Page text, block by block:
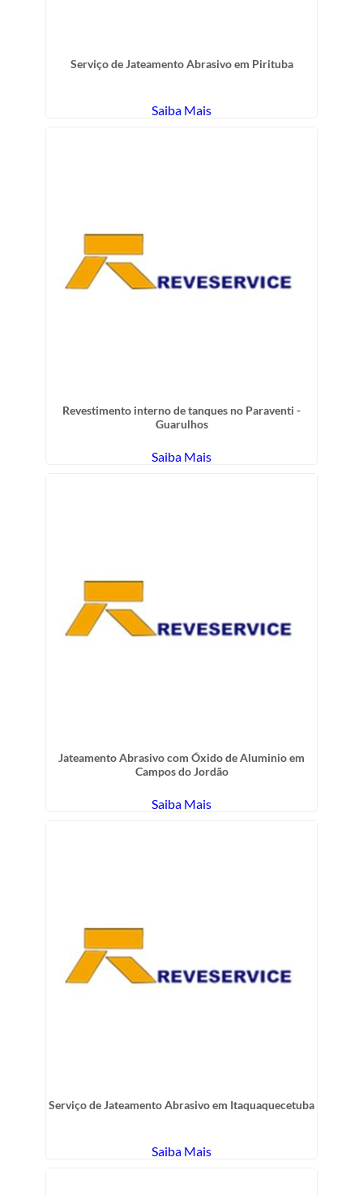
Serviço de Jateamento Abrasivo em Pirituba
Saiba Mais
Revestimento interno de tanques no Paraventi -
Guarulhos
Saiba Mais
Jateamento Abrasivo com Óxido de Aluminio em
Campos do Jordão
Saiba Mais
Serviço de Jateamento Abrasivo em Itaquaquecetuba
Saiba Mais